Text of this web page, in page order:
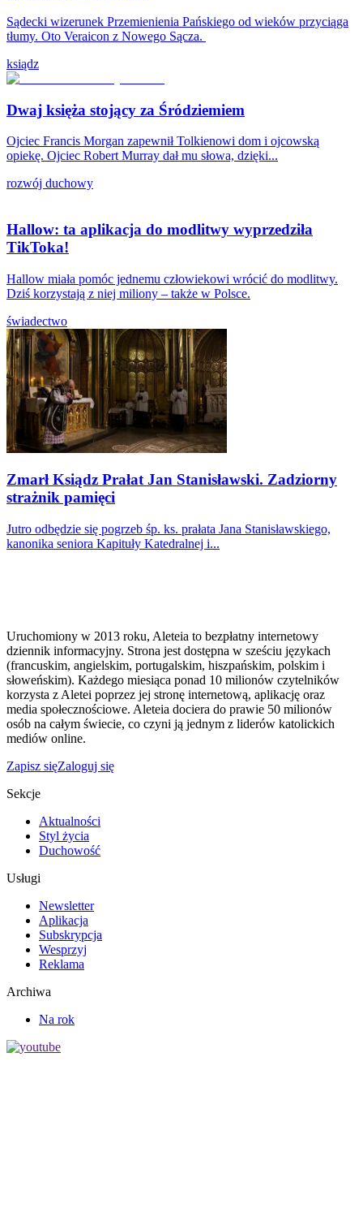
Sądecki wizerunek Przemienienia Pańskiego od wieków przyciąga
tłumy. Oto Veraicon z Nowego Sącza.
ksiądz
Dwaj księża stojący za Śródziemiem
Ojciec Francis Morgan zapewnił Tolkienowi dom i ojcowską
opiekę. Ojciec Robert Murray dał mu słowa, dzięki...
rozwój duchowy
Hallow: ta aplikacja do modlitwy wyprzedziła
TikToka!
Hallow miała pomóc jednemu człowiekowi wrócić do modlitwy.
Dziś korzystają z niej miliony – także w Polsce.
świadectwo
Zmarł Ksiądz Prałat Jan Stanisławski. Zadziorny
strażnik pamięci
Jutro odbędzie się pogrzeb śp. ks. prałata Jana Stanisławskiego,
kanonika seniora Kapituły Katedralnej i...
Uruchomiony w 2013 roku, Aleteia to bezpłatny internetowy
dziennik informacyjny. Strona jest dostępna w sześciu językach
(francuskim, angielskim, portugalskim, hiszpańskim, polskim i
słoweńskim). Każdego miesiąca ponad 10 milionów czytelników
korzysta z Aletei poprzez jej stronę internetową, aplikację oraz
media społecznościowe. Aleteia dociera do prawie 50 milionów
osób na całym świecie, co czyni ją jednym z liderów katolickich
mediów online.
Zapisz sięZaloguj się
Sekcje
Aktualności
Styl życia
Duchowość
Usługi
Newsletter
Aplikacja
Subskrypcja
Wesprzyj
Reklama
Archiwa
Na rok